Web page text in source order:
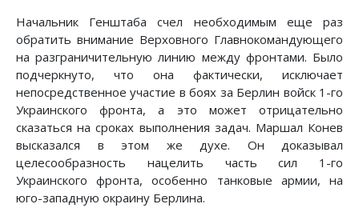
Начальник Генштаба счел необходимым еще раз
обратить внимание Верховного Главнокомандующего
на разграничительную линию между фронтами. Было
подчеркнуто, что она фактически, исключает
непосредственное участие в боях за Берлин войск 1-го
Украинского фронта, а это может отрицательно
сказаться на сроках выполнения задач. Маршал Конев
высказался в этом же духе. Он доказывал
целесообразность нацелить часть сил 1-го
Украинского фронта, особенно танковые армии, на
юго-западную окраину Берлина.